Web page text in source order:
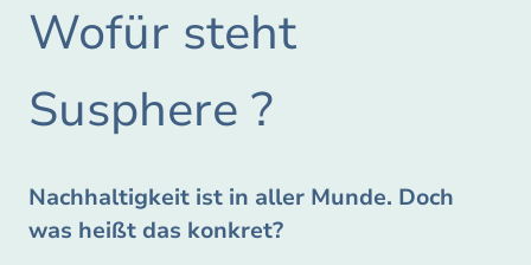
Wofür steht
Susphere ?
Nachhaltigkeit ist in aller Munde. Doch
was heißt das konkret?